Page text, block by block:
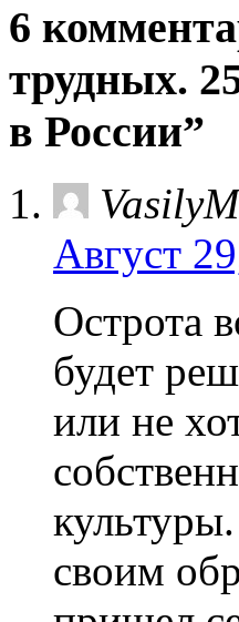
6
трудных.
в России”
VasilyМ
Август
Острота
будет
или не
своим